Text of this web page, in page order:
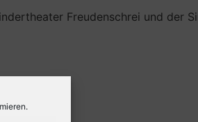
Freudenschrei und der